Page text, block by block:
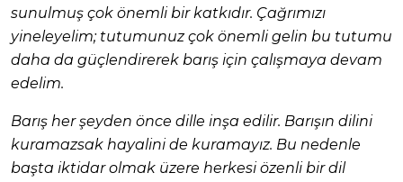
sunulmuş çok önemli bir katkıdır. Çağrımızı
yineleyelim; tutumunuz çok önemli gelin bu tutumu
daha da güçlendirerek barış için çalışmaya devam
edelim.
Barış her şeyden önce dille inşa edilir. Barışın dilini
kuramazsak hayalini de kuramayız. Bu nedenle
başta iktidar olmak üzere herkesi özenli bir dil